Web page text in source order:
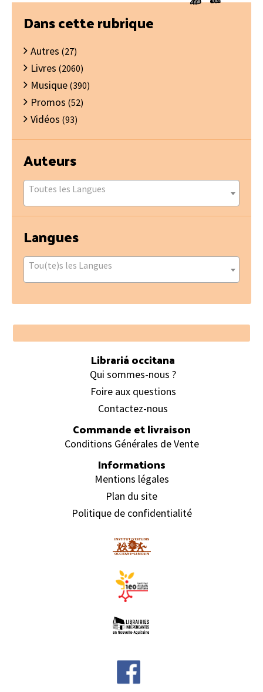
Barre
latérale
principale
Dans cette rubrique
Autres (27)
Livres (2060)
Musique (390)
Promos (52)
Vidéos (93)
Auteurs
Toutes les Langues
Langues
Tou(te)s les Langues
Footer
Librariá occitana
Qui sommes-nous ?
Foire aux questions
Contactez-nous
Commande et livraison
Conditions Générales de Vente
Informations
Mentions légales
Plan du site
Politique de confidentialité